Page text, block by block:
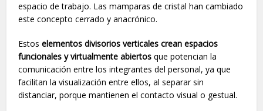
espacio de trabajo. Las mamparas de cristal han cambiado
este concepto cerrado y anacrónico.
Estoselementos divisorios verticales crean espacios
funcionales y virtualmente abiertos que potencian la
comunicación entre los integrantes del personal, ya que
facilitan la visualización entre ellos, al separar sin
distanciar, porque mantienen el contacto visual o gestual.